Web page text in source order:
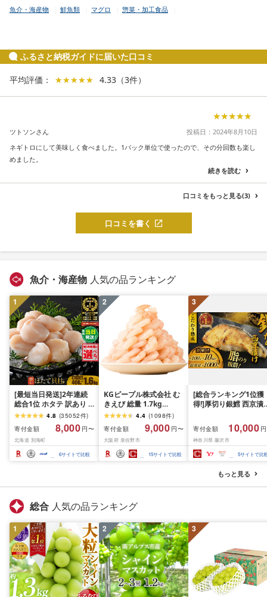
魚介・海産物 鮮魚類 マグロ 惣菜・加工食品
ふるさと納税ガイドに届いた口コミ
平均評価： ★★★★★
★★★★★ 4.33 （3件）
★★★★★
★★★★★
ツトソンさん
投稿日：2024年8月10日
ネギトロにして美味しく食べました。1パック単位で使ったので、その分回数も楽し
めました。
続きを読む
口コミをもっと見る(3)
口コミを書く
魚介・海産物 人気の品ランキング
1
[最短当日発送]2年連続
総合1位 ホタテ 訳あり (
ふるさと納税 ほたて ふ
るさと納税 訳あり 帆立
ふるさと わけあり ホタ
テ貝柱 貝 人気 不揃い 刺
身 規格外 魚介 ランキン
グ 海鮮 冷凍 発送時期が
グ対象)
4.8 (35052件)
寄付金額
8,000 円〜
北海道 別海町
6サイトで比較
2
KGピープル株式会社 む
きえび 総量 1.7kg
(850g×2P) 特大 5Lサイ
ズ バナメイエビ バラ凍
結 下処理不要 サイズ不
揃い 訳あり
4.4 (1098件)
寄付金額
9,000 円〜
大阪府 泉佐野市
15サイトで比較
3
[総合ランキング1位獲
得!]厚切り銀鱈 西京漬
約 1,000g (約 100g ×
切) 西京味噌 西京みそ
噌漬け みそ 味噌 鮮魚
介 銀だら 銀ダラ ギン
ラ ぎんだら 鱈 タラ 魚
西京焼き 西京漬 西京
き 冷凍 厳選 鮮魚 漬け
漬魚 新鮮 小分け 人気
南 藤沢
寄付金額 10,000
神奈川県 藤沢市
5サイトで比
もっと見る
総合 人気の品ランキング
1 2 3